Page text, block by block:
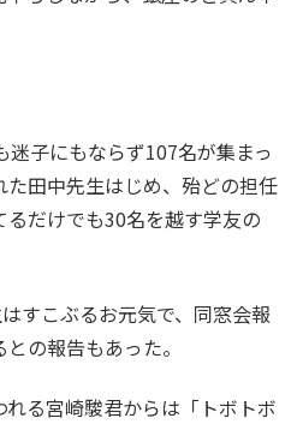
子にもならず107名が集まっ
田中先生はじめ、殆どの担任
だけでも30名を越す学友の
すこぶるお元気で、同窓会報
の報告もあった。
る宮崎駿君からは「トボトボ